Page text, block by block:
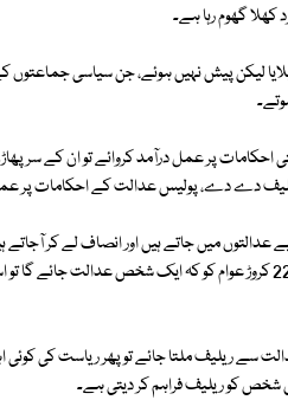
گھوم رہا ہے۔
بلایا لیکن پیش نہیں ہوئے، جن سیاسی
احکامات پر عمل درآمد کروائے تو ان کے سر
دے دے، پولیس عدالت کے احکامات پر
میں جاتے ہیں اور انصاف لے کر
سے ریلیف ملتا جائے تو پھر ریاست کی
شخص کو ریلیف فراہم کر دیتی ہے۔